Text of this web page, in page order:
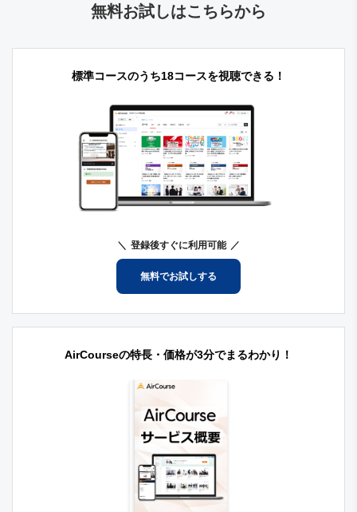
無料お試しはこちらから
標準コースのうち18コースを視聴できる！
登録後すぐに利用可能
無料でお試しする
AirCourseの特長・価格が3分でまるわかり！